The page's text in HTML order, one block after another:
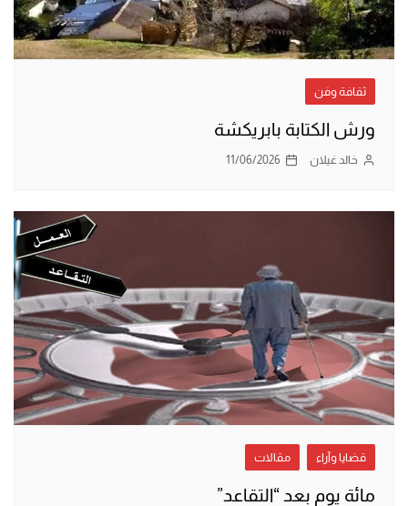
ثقافة وفن
ورش الكتابة بابريكشة
خالد غيلان 11/06/2026
قضايا وآراء مقالات
مائة يوم بعد “التقاعد”